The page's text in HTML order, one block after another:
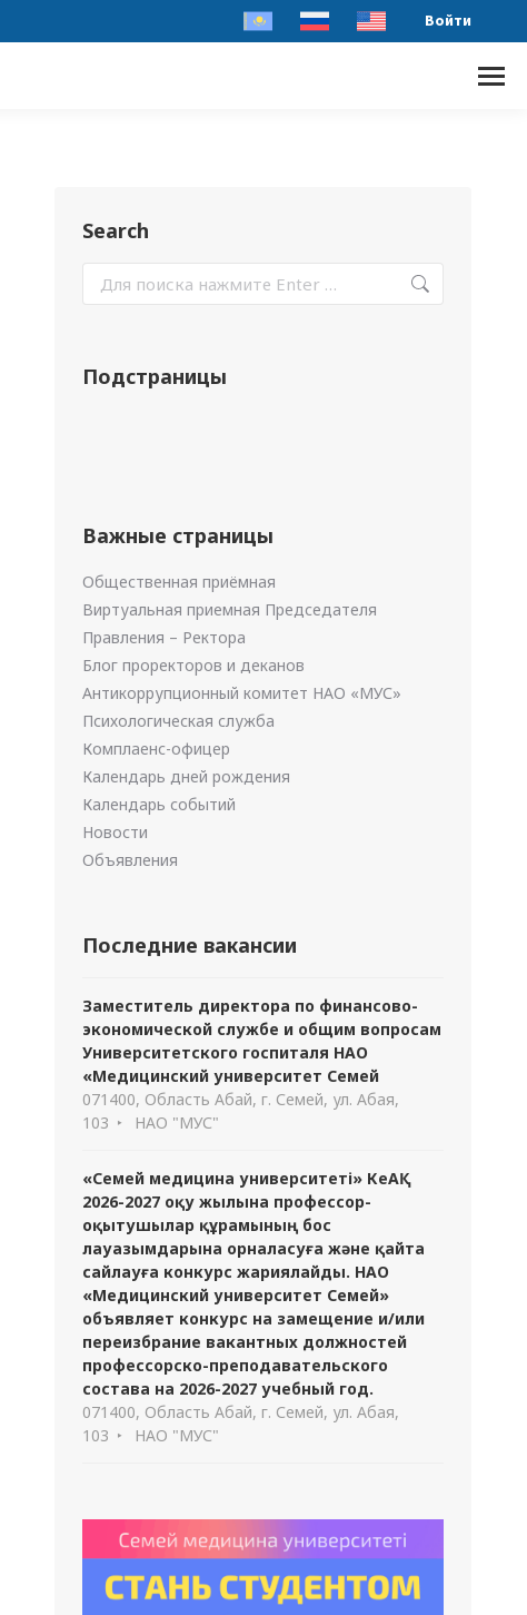
Войти
Search
Подстраницы
Важные страницы
Общественная приёмная
Виртуальная приемная Председателя
Правления – Ректора
Блог проректоров и деканов
Антикоррупционный комитет НАО «МУС»
Психологическая служба
Комплаенс-офицер
Календарь дней рождения
Календарь событий
Новости
Объявления
Последние вакансии
Заместитель директора по финансово-
экономической службе и общим вопросам
Университетского госпиталя НАО
«Медицинский университет Семей
071400, Область Абай, г. Семей, ул. Абая,
103
НАО "МУС"
«Семей медицина университеті» КеАҚ
2026-2027 оқу жылына профессор-
оқытушылар құрамының бос
лауазымдарына орналасуға және қайта
сайлауға конкурс жариялайды. НАО
«Медицинский университет Семей»
объявляет конкурс на замещение и/или
переизбрание вакантных должностей
профессорско-преподавательского
состава на 2026-2027 учебный год.
071400, Область Абай, г. Семей, ул. Абая,
103
НАО "МУС"